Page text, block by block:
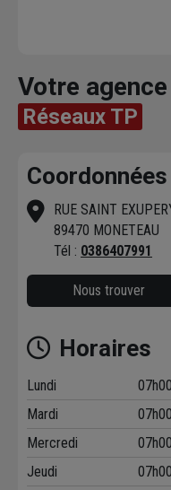
Votre
Réseaux TP
Coordonnées
RUE SAINT
89470 MONETEAU
Tél : 0386407991
Nous trouver
Horaires
Lundi
Mardi
Mercredi
Jeudi